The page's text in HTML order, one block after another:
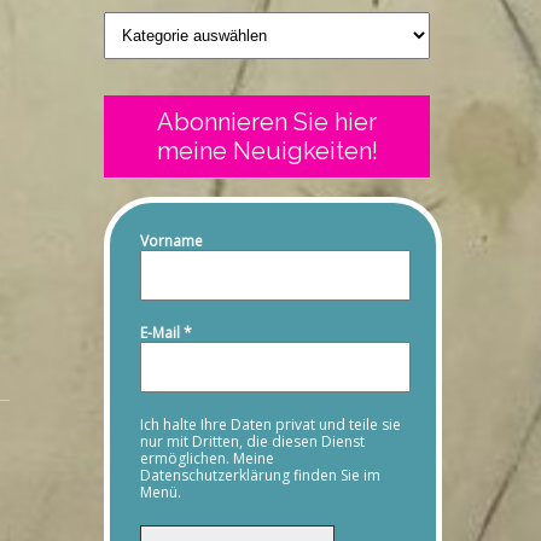
Geschriebenes
Abonnieren Sie hier
meine Neuigkeiten!
Vorname
E-Mail*
Ich halte Ihre Daten privat und teile sie
nur mit Dritten, die diesen Dienst
ermöglichen. Meine
Datenschutzerklärung finden Sie im
Menü.